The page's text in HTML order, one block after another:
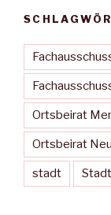
Ortsbeirat
Ortsbeirat
stadt